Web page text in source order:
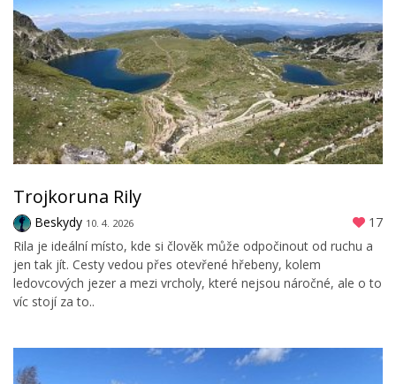
Trojkoruna Rily
Beskydy 10. 4. 2026
17
Rila je ideální místo, kde si člověk může odpočinout od ruchu a
jen tak jít. Cesty vedou přes otevřené hřebeny, kolem
ledovcových jezer a mezi vrcholy, které nejsou náročné, ale o to
víc stojí za to..